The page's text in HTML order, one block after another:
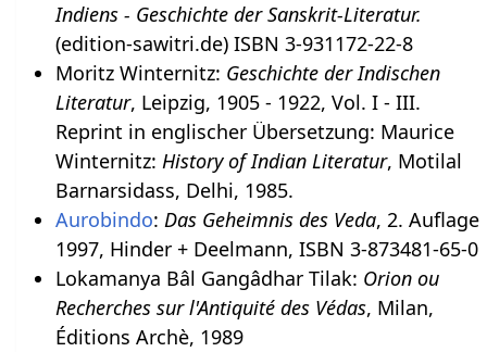
Indiens - Geschichte der Sanskrit-Literatur.
(edition-sawitri.de) ISBN 3-931172-22-8
Moritz Winternitz: Geschichte der Indischen
Literatur, Leipzig, 1905 - 1922, Vol. I - III.
Reprint in englischer Übersetzung: Maurice
Winternitz: History of Indian Literatur, Motilal
Barnarsidass, Delhi, 1985.
Aurobindo: Das Geheimnis des Veda, 2. Auflage
1997, Hinder + Deelmann, ISBN 3-873481-65-0
Lokamanya Bâl Gangâdhar Tilak: Orion ou
Recherches sur l'Antiquité des Védas, Milan,
Éditions Archè, 1989